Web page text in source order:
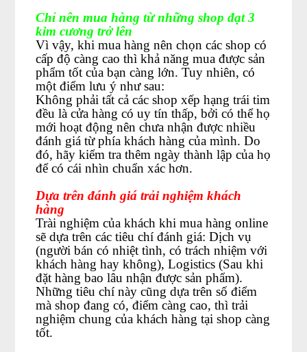
Chỉ nên mua hàng từ những shop đạt 3
kim cương trở lên
Vì vậy, khi mua hàng nên chọn các shop có
cấp độ càng cao thì khả năng mua được sản
phẩm tốt của bạn càng lớn. Tuy nhiên, có
một điểm lưu ý như sau:
Không phải tất cả các shop xếp hạng trái tim
đều là cửa hàng có uy tín thấp, bởi có thể họ
mới hoạt động nên chưa nhận được nhiều
đánh giá từ phía khách hàng của mình. Do
đó, hãy kiểm tra thêm ngày thành lập của họ
để có cái nhìn chuẩn xác hơn.
Dựa trên đánh giá trải nghiệm khách
hàng
Trài nghiệm của khách khi mua hàng online
sẽ dựa trên các tiêu chí đánh giá: Dịch vụ
(người bán có nhiệt tình, có trách nhiệm với
khách hàng hay không), Logistics (Sau khi
đặt hàng bao lâu nhận được sản phẩm).
Những tiêu chí này cũng dựa trên số điểm
mà shop đang có, điểm càng cao, thì trải
nghiệm chung của khách hàng tại shop càng
tốt.